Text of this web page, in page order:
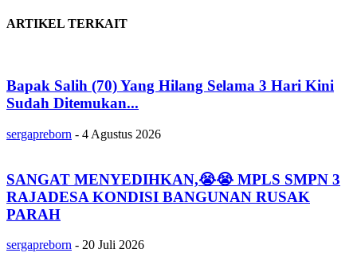
ARTIKEL TERKAIT
Bapak Salih (70) Yang Hilang Selama 3 Hari Kini
Sudah Ditemukan...
sergapreborn - 4 Agustus 2026
SANGAT MENYEDIHKAN,😭😭 MPLS SMPN 3
RAJADESA KONDISI BANGUNAN RUSAK
PARAH
sergapreborn - 20 Juli 2026